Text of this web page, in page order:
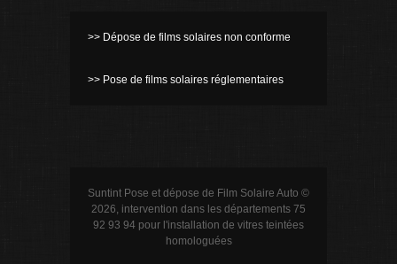
>> Dépose de films solaires non conforme
>> Pose de films solaires réglementaires
Suntint Pose et dépose de Film Solaire Auto ©
2026, intervention dans les départements 75
92 93 94 pour l'installation de vitres teintées
homologuées